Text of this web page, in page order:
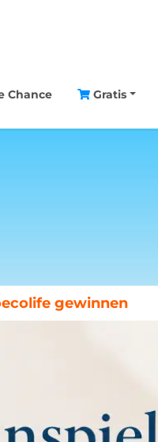
Chance Gratis
in